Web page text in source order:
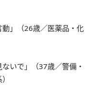
動」（26歳／医薬品・化
ないで」（37歳／警備・